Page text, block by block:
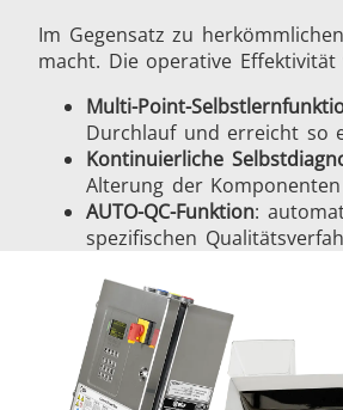
Im Gegensatz zu
macht. Die operative
Multi-Point-
Durchlauf und erreicht so
Kontinuierliche
Alterung der
AUTO-QC-Funktion:
spezifischen